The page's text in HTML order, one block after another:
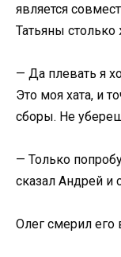
является
Татьяны столько
— Да плевать я
Это моя хата, и
сборы. Не
— Только
сказал Андрей и
Олег смерил его